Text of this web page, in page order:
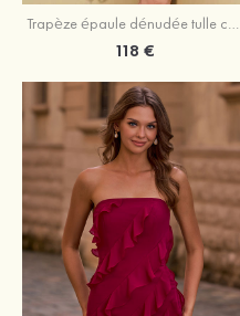
Trapèze épaule dénudée tulle courte/mini robe de fête de la rentrée avec paillettes
118 €